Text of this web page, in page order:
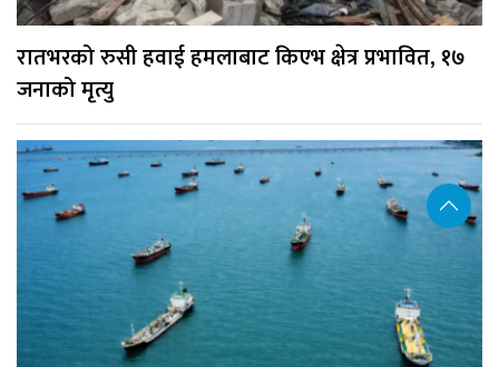
रातभरको रुसी हवाई हमलाबाट किएभ क्षेत्र प्रभावित, १७
जनाको मृत्यु